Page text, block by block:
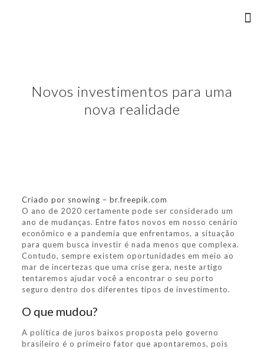
Novos investimentos para uma
nova realidade
Criado por snowing – br.freepik.com
O ano de 2020 certamente pode ser considerado um
ano de mudanças. Entre fatos novos em nosso cenário
econômico e a pandemia que enfrentamos, a situação
para quem busca investir é nada menos que complexa.
Contudo, sempre existem oportunidades em meio ao
mar de incertezas que uma crise gera, neste artigo
tentaremos ajudar você a encontrar o seu porto
seguro dentro dos diferentes tipos de investimento.
O que mudou?
A política de juros baixos proposta pelo governo
brasileiro é o primeiro fator que apontaremos, pois